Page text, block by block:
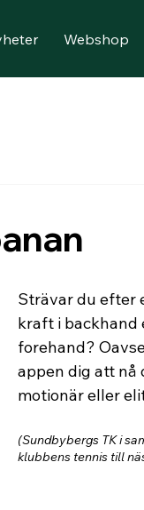
Webshop
Strävar du efter
kraft i backhand
forehand?
appen dig att nå
motionär eller
(Sundbybergs TK i
klubbens tennis till